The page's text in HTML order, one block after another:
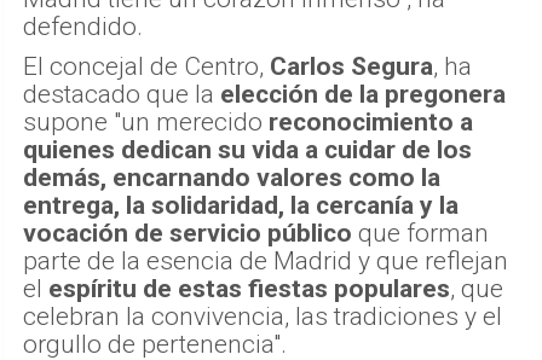
defendido.
El concejal de Centro, Carlos Segura, ha
destacado que la elección de la pregonera
supone "un merecido reconocimiento a
quienes dedican su vida a cuidar de los
demás, encarnando valores como la
entrega, la solidaridad, la cercanía y la
vocación de servicio público que forman
parte de la esencia de Madrid y que reflejan
el espíritu de estas fiestas populares, que
celebran la convivencia, las tradiciones y el
orgullo de pertenencia".